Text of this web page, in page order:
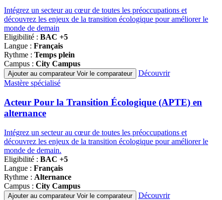
Intégrez un secteur au cœur de toutes les préoccupations et
découvrez les enjeux de la transition écologique pour améliorer le
monde de demain
Eligibilité : BAC +5
Langue : Français
Rythme : Temps plein
Campus : City Campus
Ajouter au comparateur Voir le comparateur
Découvrir
Famille
programmes
Mastère spécialisé
Acteur Pour la Transition Écologique (APTE) en
alternance
Intégrez un secteur au cœur de toutes les préoccupations et
découvrez les enjeux de la transition écologique pour améliorer le
monde de demain.
Eligibilité : BAC +5
Langue : Français
Rythme : Alternance
Campus : City Campus
Ajouter au comparateur Voir le comparateur
Découvrir